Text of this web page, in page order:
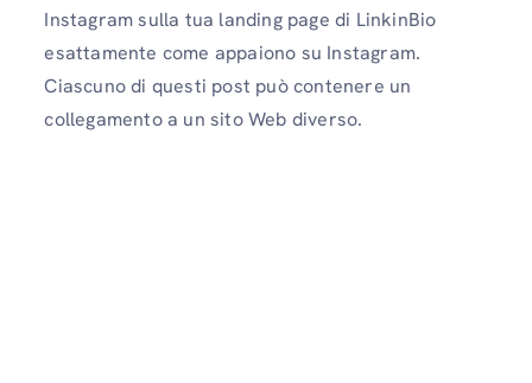
Instagram sulla tua landing page di LinkinBio
esattamente come appaiono su Instagram.
Ciascuno di questi post può contenere un
collegamento a un sito Web diverso.